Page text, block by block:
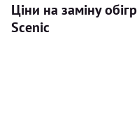
Ціни на заміну
Scenic